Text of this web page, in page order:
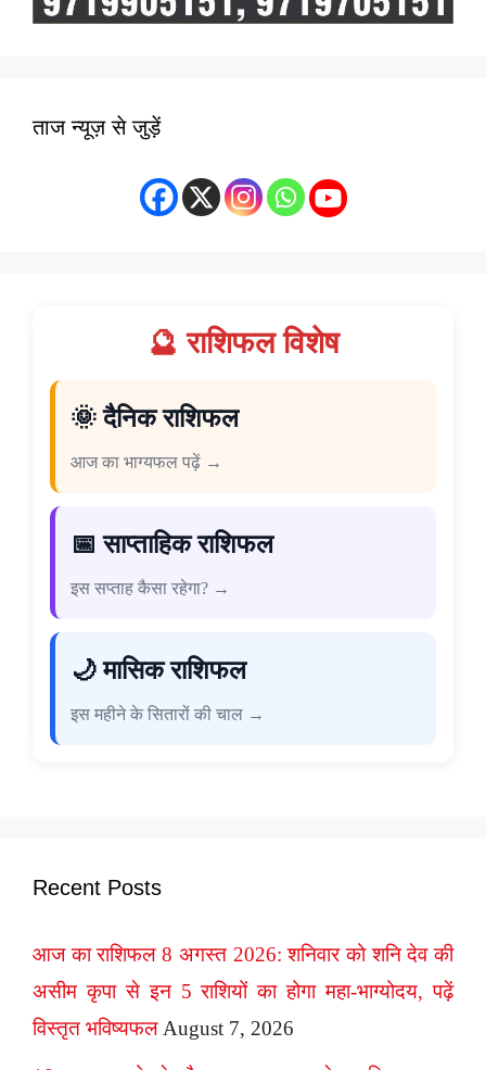
ताज न्यूज़ से जुड़ें
🔮 राशिफल विशेष
🌞 दैनिक राशिफल
आज का भाग्यफल पढ़ें →
📅 साप्ताहिक राशिफल
इस सप्ताह कैसा रहेगा? →
🌙 मासिक राशिफल
इस महीने के सितारों की चाल →
Recent Posts
आज का राशिफल 8 अगस्त 2026: शनिवार को शनि देव की
असीम कृपा से इन 5 राशियों का होगा महा-भाग्योदय, पढ़ें
विस्तृत भविष्यफल August 7, 2026